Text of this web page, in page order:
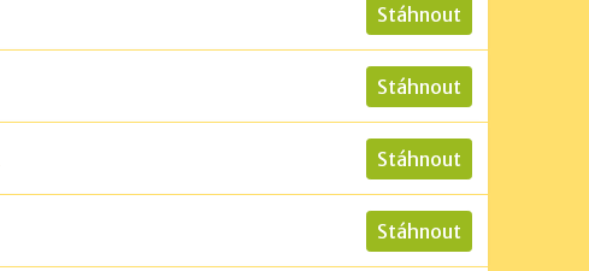
Stáhnout
Stáhnout
Stáhnout
Stáhnout